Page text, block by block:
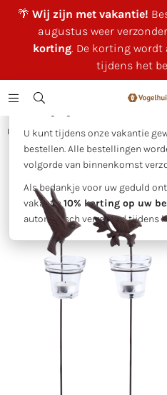
🌴 Wij zijn met vakantie!
augustus weer
korting. De korting
tijdens het
U kunt tijdens onze vakantie
bestellen. Alle bestellingen
volgorde van binnenkomst
Als bedankje voor uw geduld
vakantie10% korting op uw
automatisch verrekend tijdens
Huis Tuinkandelaars vogels 1st.